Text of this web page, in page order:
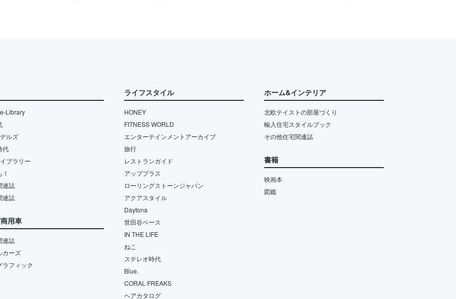
Library
ルズ
代
ブラリー
連誌
連誌
用車
連誌
カーズ
ラフィック
ライフスタイル
HONEY
FITNESS WORLD
エンターテインメントアーカイブ
旅行
レストランガイド
アッププラス
ローリングストーンジャパン
アクアスタイル
Daytona
世田谷ベース
IN THE LIFE
ねこ
ステレオ時代
Blue.
CORAL FREAKS
ヘアカタログ
ホーム&インテリア
北欧テイストの部屋づくり
輸入住宅スタイルブック
その他住宅関連誌
書籍
映画本
図鑑